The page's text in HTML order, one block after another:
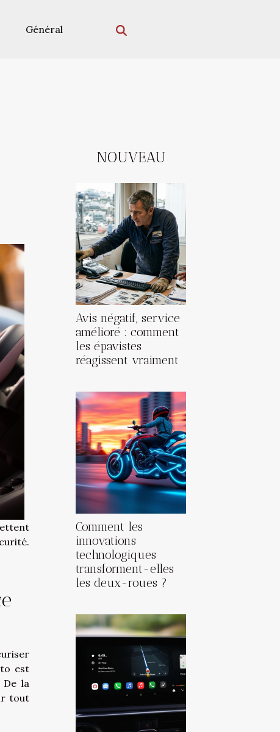
Général
est
la
tout
NOUVEAU
Avis négatif, service
amélioré : comment
les épavistes
réagissent vraiment
Comment les
innovations
technologiques
transforment-elles
les deux-roues ?